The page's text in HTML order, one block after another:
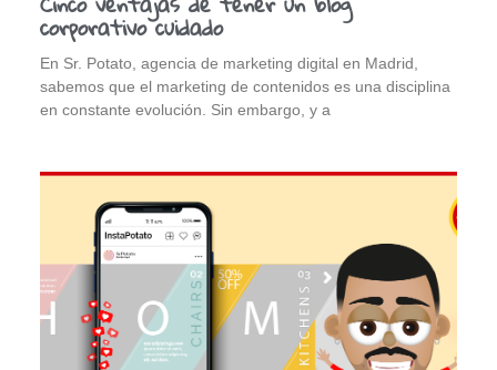
corporativo cuidado
En Sr. Potato, agencia de marketing digital en Madrid,
sabemos que el marketing de contenidos es una disciplina
en constante evolución. Sin embargo, y a